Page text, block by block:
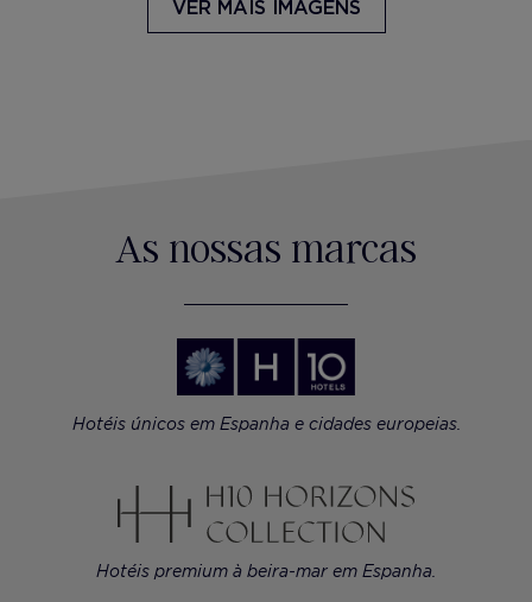
VER MAIS IMAGENS
As nossas marcas
Hotéis únicos em Espanha e cidades europeias.
Hotéis premium à beira-mar em Espanha.